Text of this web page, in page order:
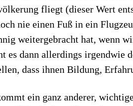
fliegt (dieser Wert
nie einen Fuß in ein
weitergebracht hat, wenn
es dann allerdings irgendwie
dass ihnen Bildung,
ein ganz anderer,